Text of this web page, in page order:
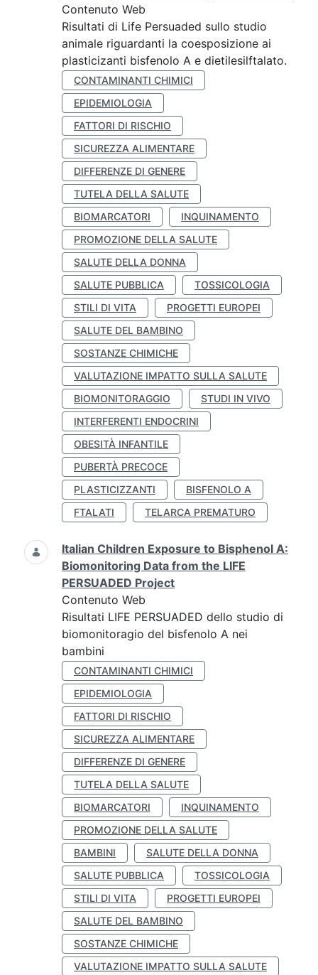
Contenuto Web
Risultati di Life Persuaded sullo studio
animale riguardanti la coesposizione ai
plasticizanti bisfenolo A e dietilesilftalato.
CONTAMINANTI CHIMICI
EPIDEMIOLOGIA
FATTORI DI RISCHIO
SICUREZZA ALIMENTARE
DIFFERENZE DI GENERE
TUTELA DELLA SALUTE
BIOMARCATORI
INQUINAMENTO
PROMOZIONE DELLA SALUTE
SALUTE DELLA DONNA
SALUTE PUBBLICA
TOSSICOLOGIA
STILI DI VITA
PROGETTI EUROPEI
SALUTE DEL BAMBINO
SOSTANZE CHIMICHE
VALUTAZIONE IMPATTO SULLA SALUTE
BIOMONITORAGGIO
STUDI IN VIVO
INTERFERENTI ENDOCRINI
OBESITÀ INFANTILE
PUBERTÀ PRECOCE
PLASTICIZZANTI
BISFENOLO A
FTALATI
TELARCA PREMATURO
Italian Children Exposure to Bisphenol A:
Biomonitoring Data from the LIFE
PERSUADED Project
Contenuto Web
Risultati LIFE PERSUADED dello studio di
biomonitoragio del bisfenolo A nei
bambini
CONTAMINANTI CHIMICI
EPIDEMIOLOGIA
FATTORI DI RISCHIO
SICUREZZA ALIMENTARE
DIFFERENZE DI GENERE
TUTELA DELLA SALUTE
BIOMARCATORI
INQUINAMENTO
PROMOZIONE DELLA SALUTE
BAMBINI
SALUTE DELLA DONNA
SALUTE PUBBLICA
TOSSICOLOGIA
STILI DI VITA
PROGETTI EUROPEI
SALUTE DEL BAMBINO
SOSTANZE CHIMICHE
VALUTAZIONE IMPATTO SULLA SALUTE